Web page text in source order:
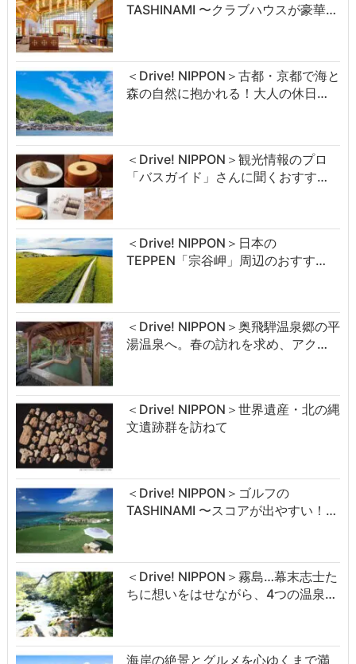
TASHINAMI 〜クラブハウスが豪華…
＜Drive! NIPPON＞古都・京都で海と
森の自然に抱かれる！大人の休日…
＜Drive! NIPPON＞観光情報のプロ
「バスガイド」さんに聞くおすす…
＜Drive! NIPPON＞日本の
TEPPEN「宗谷岬」周辺のおすす…
＜Drive! NIPPON＞奥飛騨温泉郷の平
湯温泉へ。春の訪れを求め、アク…
＜Drive! NIPPON＞世界遺産・北の縄
文遺跡群を訪ねて
＜Drive! NIPPON＞ゴルフの
TASHINAMI 〜スコアが出やすい！…
＜Drive! NIPPON＞霧島…幕末志士た
ちに想いをはせながら、4つの温泉…
海岸の絶景とグルメを心ゆくまで満